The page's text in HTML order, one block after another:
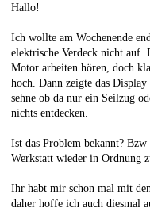
Hallo!
Ich wollte am Wochenende
elektrische Verdeck nicht auf.
Motor arbeiten hören, doch
hoch. Dann zeigte das
sehne ob da nur ein Seilzug
nichts entdecken.
Ist das Problem bekannt?
Werkstatt wieder in Ordnung
Ihr habt mir schon mal mit
daher hoffe ich auch diesmal